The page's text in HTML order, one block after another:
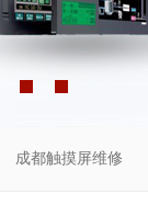
成都触摸屏维修